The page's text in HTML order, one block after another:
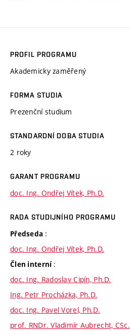
PROFIL PROGRAMU
Akademicky zaměřený
FORMA STUDIA
Prezenční studium
STANDARDNÍ DOBA STUDIA
2 roky
GARANT PROGRAMU
doc. Ing. Ondřej Vítek, Ph.D.
RADA STUDIJNÍHO PROGRAMU
Předseda :
doc. Ing. Ondřej Vítek, Ph.D.
Člen interní :
doc. Ing. Radoslav Cipín, Ph.D.
Ing. Petr Procházka, Ph.D.
doc. Ing. Pavel Vorel, Ph.D.
prof. RNDr. Vladimír Aubrecht, CSc.